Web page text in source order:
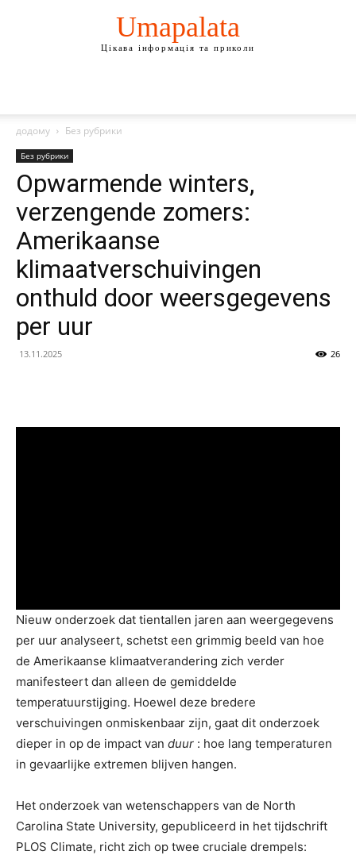
Umapalata
Цікава інформація та приколи
додому Без рубрики
Без рубрики
Opwarmende winters,
verzengende zomers:
Amerikaanse
klimaatverschuivingen
onthuld door weersgegevens
per uur
13.11.2025 26
Nieuw onderzoek dat tientallen jaren aan weergegevens
per uur analyseert, schetst een grimmig beeld van hoe
de Amerikaanse klimaatverandering zich verder
manifesteert dan alleen de gemiddelde
temperatuurstijging. Hoewel deze bredere
verschuivingen onmiskenbaar zijn, gaat dit onderzoek
dieper in op de impact van duur : hoe lang temperaturen
in gevaarlijke extremen blijven hangen.
Het onderzoek van wetenschappers van de North
Carolina State University, gepubliceerd in het tijdschrift
PLOS Climate, richt zich op twee cruciale drempels: